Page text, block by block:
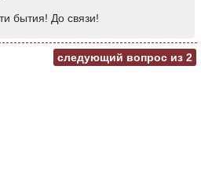
бытия! До связи!
следующий вопрос из 2